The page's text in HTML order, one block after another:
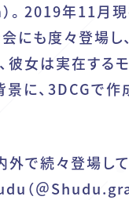
）。2019年11月
にも度々登場
彼女は実在する
に、3DCGで作
で続々登場し
（＠